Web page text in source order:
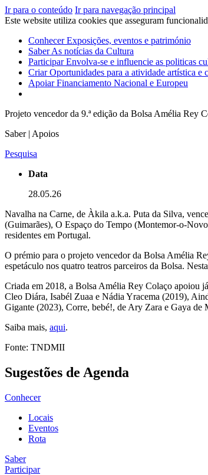
Ir para o conteúdo Ir para navegação principal
Este website utiliza cookies que asseguram
ConhecerExposições, eventos e património
SaberAs notícias da Cultura
ParticiparEnvolva-se e influencie as politicas
CriarOportunidades para a atividade artística e
ApoiarFinanciamento Nacional e Europeu
Projeto vencedor da 9.ª edição da Bolsa Amélia Rey
Saber | Apoios
Pesquisa
Data
28.05.26
Navalha na Carne, de Àkila a.k.a. Puta da Silva,
(Guimarães), O Espaço do Tempo (Montemor-o-
residentes em Portugal.
O prémio para o projeto vencedor da Bolsa Amélia
espetáculo nos quatro teatros parceiros da Bolsa.
Criada em 2018, a Bolsa Amélia Rey Colaço apoiou
Cleo Diára, Isabél Zuaa e Nádia Yracema (2019),
Gigante (2023), Corre, bebé!, de Ary Zara e Gaya
Saiba mais, aqui.
Fonte: TNDMII
Sugestões de Agenda
Conhecer
Locais
Eventos
Rota
Saber
Participar